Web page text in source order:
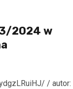
2024 w
/ autor: